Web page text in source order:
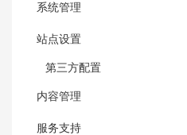
系统管理
站点设置
第三方配置
内容管理
服务支持